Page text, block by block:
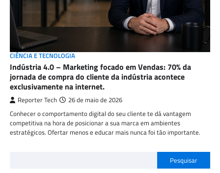
CIÊNCIA E TECNOLOGIA
Indústria 4.0 – Marketing focado em Vendas: 70% da
jornada de compra do cliente da indústria acontece
exclusivamente na internet.
Reporter Tech 26 de maio de 2026
Conhecer o comportamento digital do seu cliente te dá vantagem
competitiva na hora de posicionar a sua marca em ambientes
estratégicos. Ofertar menos e educar mais nunca foi tão importante.
Pesquisar